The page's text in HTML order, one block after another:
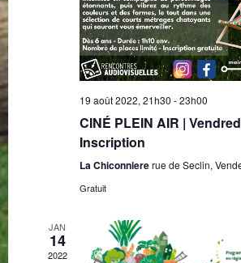
19 août 2022, 21h30 -23h00
CINÉ PLEIN AIR |
Inscription
La Chiconniererue de Seclin,
Gratuit
JAN
14
2022